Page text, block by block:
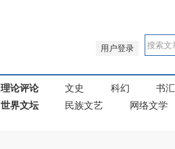
用户登录
理论评论 文史 科幻 书汇
世界文坛
民族文艺 网络文学